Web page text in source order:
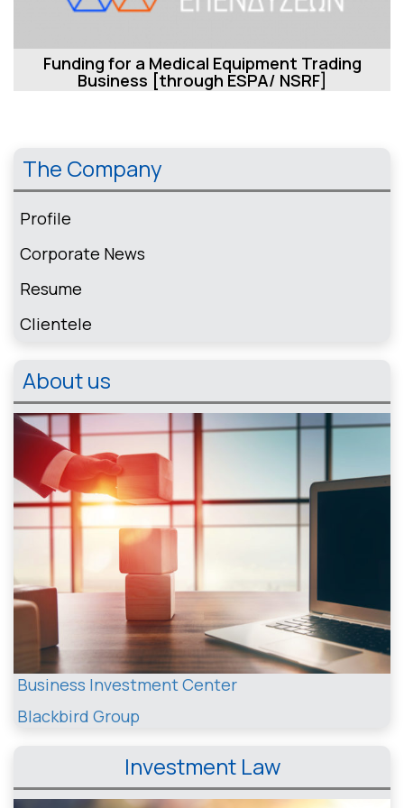
Funding for a Medical Equipment Trading
Business [through ESPA/ NSRF]
The Company
Profile
Corporate News
Resume
Clientele
About us
Business Investment Center
Blackbird Group
Investment Law